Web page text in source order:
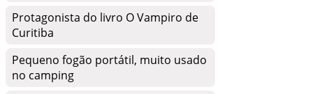
Protagonista do livro O Vampiro de
Curitiba
Pequeno fogão portátil, muito usado
no camping